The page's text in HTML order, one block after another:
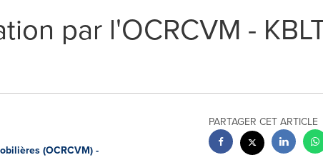
par l'OCRCVM -
(OCRCVM) -
PARTAGER CET ARTICLE